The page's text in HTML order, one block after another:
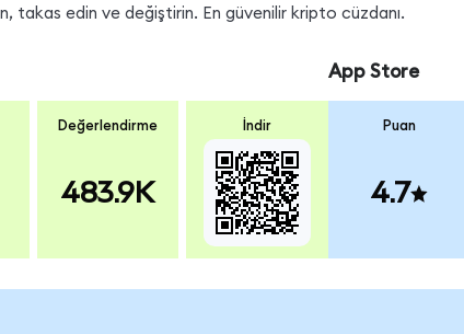
takas edin ve değiştirin. En güvenilir kripto cüzdanı.
Değerlendirme
483.9K
İndir
App Store
Puan
4.7